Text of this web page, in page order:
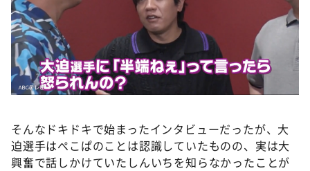
そんなドキドキで始まったインタビューだったが、大
迫選手はぺこぱのことは認識していたものの、実は大
興奮で話しかけていたしんいちを知らなかったことが